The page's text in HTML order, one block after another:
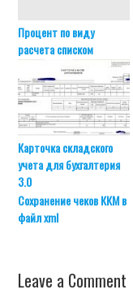
Процент по виду
расчета списком
Карточка складского
учета для бухгалтерия
3.0
Сохранение чеков ККМ в
файл xml
Leave a Comment